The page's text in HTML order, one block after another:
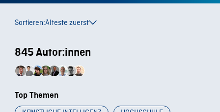
Sortieren:Älteste zuerst
845 Autor:innen
Top Themen